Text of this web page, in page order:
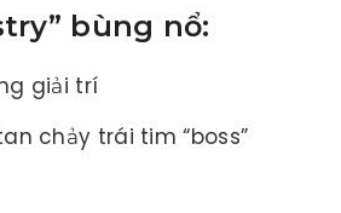
bùng nổ:
giải trí
chảy trái tim “boss”